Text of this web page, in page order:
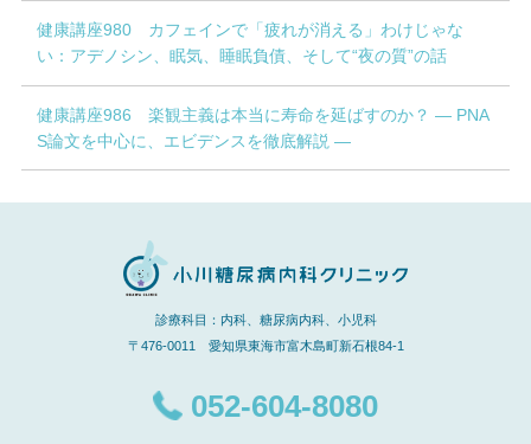
健康講座980 カフェインで「疲れが消える」わけじゃな
い：アデノシン、眠気、睡眠負債、そして“夜の質”の話
健康講座986 楽観主義は本当に寿命を延ばすのか？ ― PNA
S論文を中心に、エビデンスを徹底解説 ―
診療科目：内科、糖尿病内科、小児科
〒476-0011 愛知県東海市富木島町新石根84-1
052-604-8080